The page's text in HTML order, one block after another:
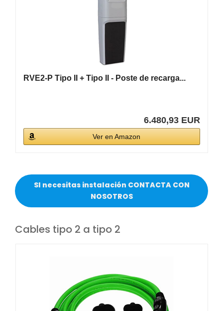
RVE2-P Tipo II + Tipo II - Poste de recarga...
6.480,93 EUR
Ver en Amazon
SI necesitas instalación CONTACTA CON
NOSOTROS
Cables tipo 2 a tipo 2